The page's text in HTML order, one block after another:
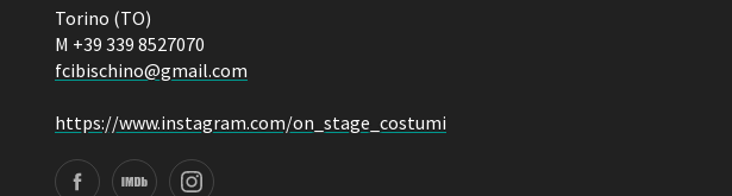
Chi siamo
Professionisti
Torino (TO)
M +39 339 8527070
fcibischino@gmail.com
https://www.instagram.com/on_stage_costumi